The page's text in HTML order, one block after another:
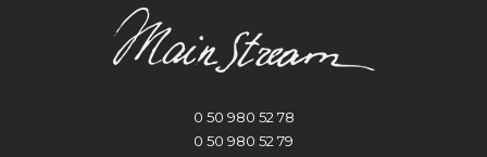
0 50 980 52 78
0 50 980 52 79